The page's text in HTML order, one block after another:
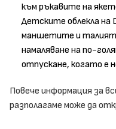
към ръкавите на
Детските облекла на
маншетите и
намаляване на по-
отпускане, когато е
Повече информация за
разполагаме може да